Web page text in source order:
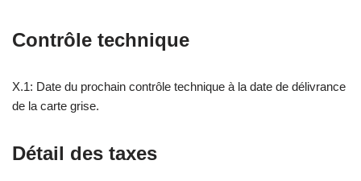
Contrôle technique
X.1: Date du prochain contrôle technique à la date de délivrance
de la carte grise.
Détail des taxes